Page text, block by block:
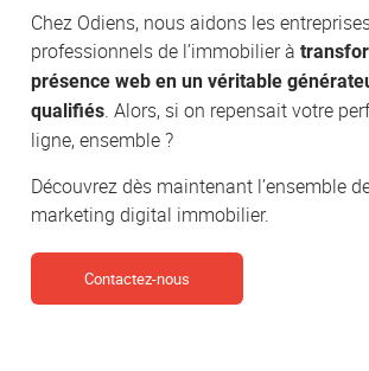
Chez Odiens, nous aidons les
professionnels de l’immobilier à
présence web en un véritable
qualifiés. Alors, si on repensait votre
ligne, ensemble ?
Découvrez dès maintenant l’ensemble
marketing digital immobilier.
Contactez-nous